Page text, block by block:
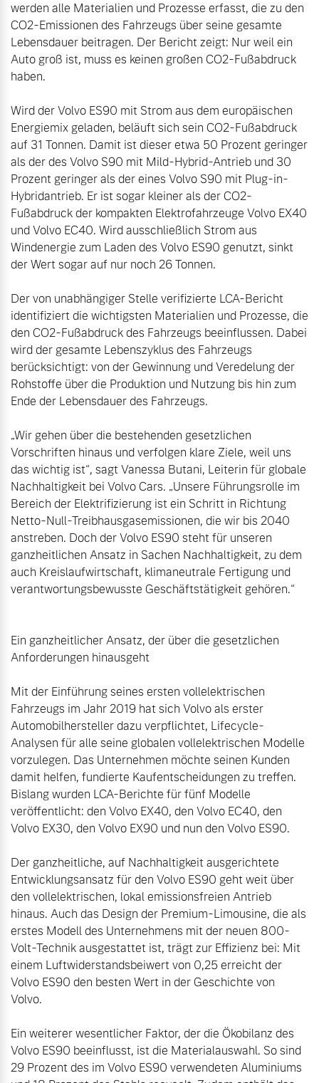
werden alle Materialien und Prozesse erfasst, die zu den
CO2-Emissionen des Fahrzeugs über seine gesamte
Lebensdauer beitragen. Der Bericht zeigt: Nur weil ein
Auto groß ist, muss es keinen großen CO2-Fußabdruck
haben.
Wird der Volvo ES90 mit Strom aus dem europäischen
Energiemix geladen, beläuft sich sein CO2-Fußabdruck
auf 31 Tonnen. Damit ist dieser etwa 50 Prozent geringer
als der des Volvo S90 mit Mild-Hybrid-Antrieb und 30
Prozent geringer als der eines Volvo S90 mit Plug-in-
Hybridantrieb. Er ist sogar kleiner als der CO2-
Fußabdruck der kompakten Elektrofahrzeuge Volvo EX40
und Volvo EC40. Wird ausschließlich Strom aus
Windenergie zum Laden des Volvo ES90 genutzt, sinkt
der Wert sogar auf nur noch 26 Tonnen.
Der von unabhängiger Stelle verifizierte LCA-Bericht
identifiziert die wichtigsten Materialien und Prozesse, die
den CO2-Fußabdruck des Fahrzeugs beeinflussen. Dabei
wird der gesamte Lebenszyklus des Fahrzeugs
berücksichtigt: von der Gewinnung und Veredelung der
Rohstoffe über die Produktion und Nutzung bis hin zum
Ende der Lebensdauer des Fahrzeugs.
„Wir gehen über die bestehenden gesetzlichen
Vorschriften hinaus und verfolgen klare Ziele, weil uns
das wichtig ist“, sagt Vanessa Butani, Leiterin für globale
Nachhaltigkeit bei Volvo Cars. „Unsere Führungsrolle im
Bereich der Elektrifizierung ist ein Schritt in Richtung
Netto-Null-Treibhausgasemissionen, die wir bis 2040
anstreben. Doch der Volvo ES90 steht für unseren
ganzheitlichen Ansatz in Sachen Nachhaltigkeit, zu dem
auch Kreislaufwirtschaft, klimaneutrale Fertigung und
verantwortungsbewusste Geschäftstätigkeit gehören.“
Ein ganzheitlicher Ansatz, der über die gesetzlichen
Anforderungen hinausgeht
Mit der Einführung seines ersten vollelektrischen
Fahrzeugs im Jahr 2019 hat sich Volvo als erster
Automobilhersteller dazu verpflichtet, Lifecycle-
Analysen für alle seine globalen vollelektrischen Modelle
vorzulegen. Das Unternehmen möchte seinen Kunden
damit helfen, fundierte Kaufentscheidungen zu treffen.
Bislang wurden LCA-Berichte für fünf Modelle
veröffentlicht: den Volvo EX40, den Volvo EC40, den
Volvo EX30, den Volvo EX90 und nun den Volvo ES90.
Der ganzheitliche, auf Nachhaltigkeit ausgerichtete
Entwicklungsansatz für den Volvo ES90 geht weit über
den vollelektrischen, lokal emissionsfreien Antrieb
hinaus. Auch das Design der Premium-Limousine, die als
erstes Modell des Unternehmens mit der neuen 800-
Volt-Technik ausgestattet ist, trägt zur Effizienz bei: Mit
einem Luftwiderstandsbeiwert von 0,25 erreicht der
Volvo ES90 den besten Wert in der Geschichte von
Volvo.
Ein weiterer wesentlicher Faktor, der die Ökobilanz des
Volvo ES90 beeinflusst, ist die Materialauswahl. So sind
29 Prozent des im Volvo ES90 verwendeten Aluminiums